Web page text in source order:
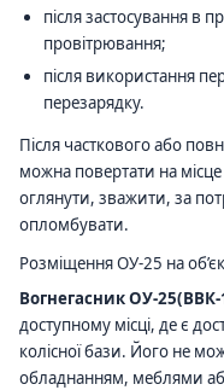
після застосування в
провітрювання;
після використання
перезарядку.
Після часткового або
можна повертати на
оглянути, зважити, за
опломбувати.
Розміщення ОУ-25 на
Вогнегасник ОУ-25(ВВК-
доступному місці, де є
колісної бази. Його не
обладнанням, меблями